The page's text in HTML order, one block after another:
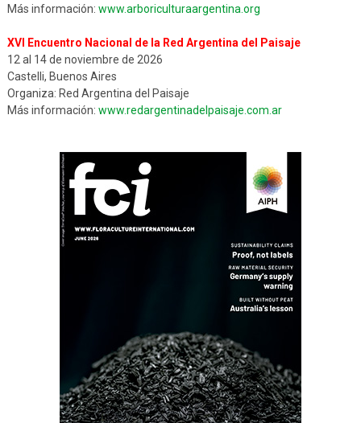
Más información: www.arboriculturaargentina.org
XVI Encuentro Nacional de la Red Argentina del Paisaje
12 al 14 de noviembre de 2026
Castelli, Buenos Aires
Organiza: Red Argentina del Paisaje
Más información: www.redargentinadelpaisaje.com.ar